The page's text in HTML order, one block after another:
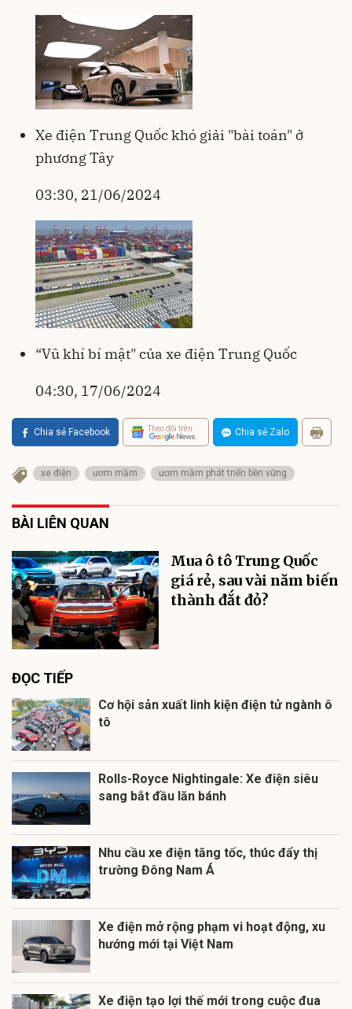
Xe điện Trung Quốc khó giải "bài toán" ở
phương Tây
03:30, 21/06/2024
“Vũ khí bí mật" của xe điện Trung Quốc
04:30, 17/06/2024
Chia sẻ Facebook Theo dõi trên Chia sẻ Zalo
xe điện ươm mầm ươm mầm phát triển bền vững
BÀI LIÊN QUAN
Mua ô tô Trung Quốc
giá rẻ, sau vài năm biến
thành đắt đỏ?
ĐỌC TIẾP
Cơ hội sản xuất linh kiện điện tử ngành ô
tô
Rolls-Royce Nightingale: Xe điện siêu
sang bắt đầu lăn bánh
Nhu cầu xe điện tăng tốc, thúc đẩy thị
trường Đông Nam Á
Xe điện mở rộng phạm vi hoạt động, xu
hướng mới tại Việt Nam
Xe điện tạo lợi thế mới trong cuộc đua